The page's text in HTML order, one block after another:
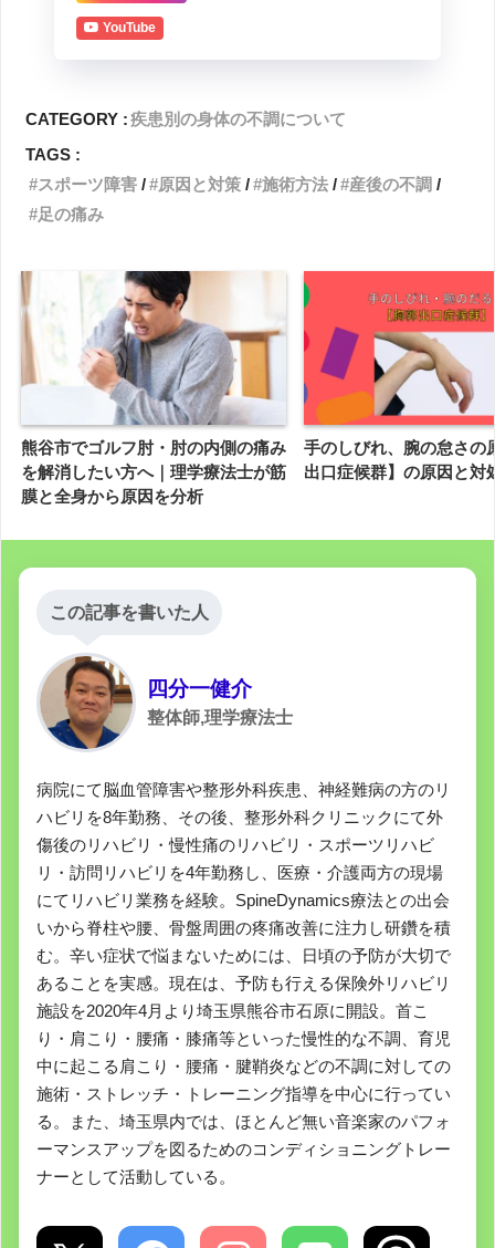
YouTube
CATEGORY :疾患別の身体の不調について
TAGS :
スポーツ障害
原因と対策 施術方法
産後の不調
足の痛み
熊谷市でゴルフ肘・肘の内側の痛み
を解消したい方へ｜理学療法士が筋
膜と全身から原因を分析
手のしびれ、腕の怠さの
出口症候群】の原因と対
この記事を書いた人
四分一健介
整体師,理学療法士
病院にて脳血管障害や整形外科疾患、神経難病の方のリ
ハビリを8年勤務、その後、整形外科クリニックにて外
傷後のリハビリ・慢性痛のリハビリ・スポーツリハビ
リ・訪問リハビリを4年勤務し、医療・介護両方の現場
にてリハビリ業務を経験。SpineDynamics療法との出会
いから脊柱や腰、骨盤周囲の疼痛改善に注力し研鑽を積
む。辛い症状で悩まないためには、日頃の予防が大切で
あることを実感。現在は、予防も行える保険外リハビリ
施設を2020年4月より埼玉県熊谷市石原に開設。首こ
り・肩こり・腰痛・膝痛等といった慢性的な不調、育児
中に起こる肩こり・腰痛・腱鞘炎などの不調に対しての
施術・ストレッチ・トレーニング指導を中心に行ってい
る。また、埼玉県内では、ほとんど無い音楽家のパフォ
ーマンスアップを図るためのコンディショニングトレー
ナーとして活動している。